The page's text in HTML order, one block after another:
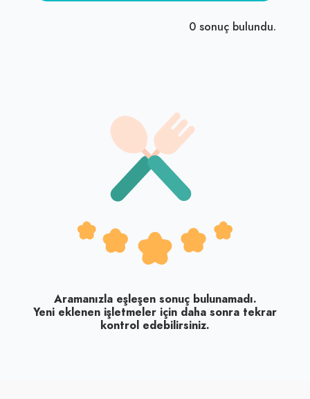
0 sonuç bulundu.
Aramanızla eşleşen sonuç bulunamadı.
Yeni eklenen işletmeler için daha sonra tekrar
kontrol edebilirsiniz.